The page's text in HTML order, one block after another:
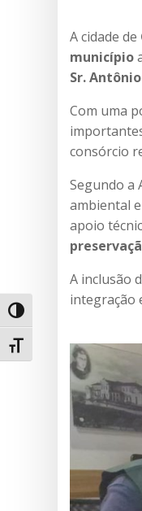
Alternar alto contraste
Alternar tamanho da
A cidade de
município
Sr.
Com uma
consórcio
Segundo a
ambiental
apoio
A inclusão
integração